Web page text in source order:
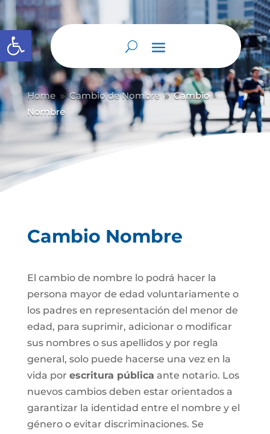
Abrir barra de herramientas
Home 9 Cambio de Nombre 9 Cambio
Nombre
Cambio Nombre
El cambio de nombre lo podrá hacer la
persona mayor de edad voluntariamente o
los padres en representación del menor de
edad, para suprimir, adicionar o modificar
sus nombres o sus apellidos y por regla
general, solo puede hacerse una vez en la
vida por escritura pública ante notario. Los
nuevos cambios deben estar orientados a
garantizar la identidad entre el nombre y el
género o evitar discriminaciones. Se